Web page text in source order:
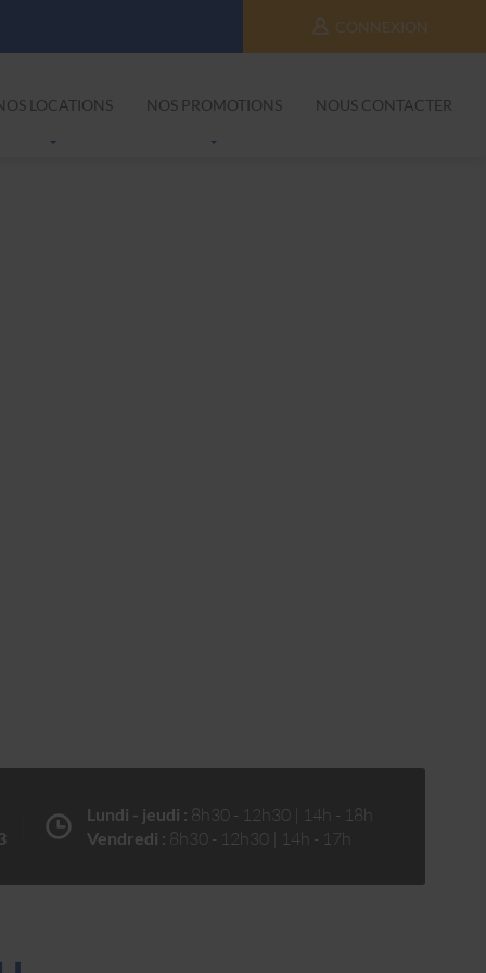
CONNEXION
LOCATIONS NOS PROMOTIONS NOUS CONTACTER
Lundi - jeudi : 8h30 - 12h30 | 14h - 18h
Vendredi : 8h30 - 12h30 | 14h - 17h